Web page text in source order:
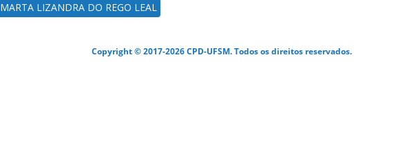
MARTA LIZANDRA DO REGO LEAL
Copyright © 2017-2026 CPD-UFSM. Todos os direitos reservados.